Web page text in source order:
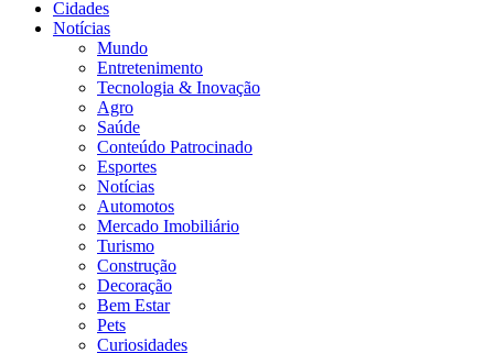
Cidades
Notícias
Mundo
Entretenimento
Tecnologia & Inovação
Agro
Saúde
Conteúdo Patrocinado
Esportes
Notícias
Automotos
Mercado Imobiliário
Turismo
Construção
Decoração
Bem Estar
Pets
Curiosidades